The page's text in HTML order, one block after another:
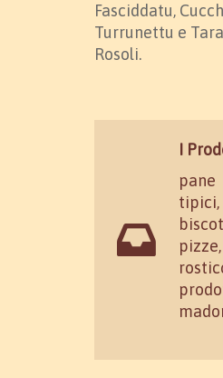
Fasciddatu,
Turrunettu e
Rosoli.
I